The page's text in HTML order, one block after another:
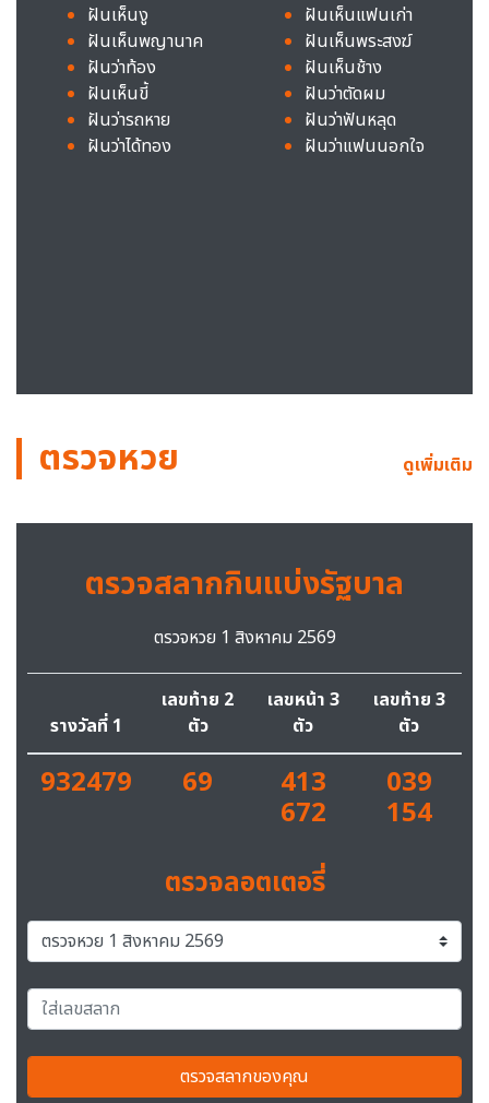
ฝันเห็นงู
ฝันเห็นพญานาค
ฝันว่าท้อง
ฝันเห็นขี้
ฝันว่ารถหาย
ฝันว่าได้ทอง
ฝันเห็นแฟนเก่า
ฝันเห็นพระสงฆ์
ฝันเห็นช้าง
ฝันว่าตัดผม
ฝันว่าฟันหลุด
ฝันว่าแฟนนอกใจ
ตรวจหวย ดูเพิ่มเติม
ตรวจสลากกินแบ่งรัฐบาล
ตรวจหวย 1 สิงหาคม 2569
รางวัลที่ 1
เลขท้าย 2
ตัว
เลขหน้า 3
ตัว
เลขท้าย 3
ตัว
932479 69 413
672
039
154
ตรวจลอตเตอรี่
ตรวจสลากของคุณ